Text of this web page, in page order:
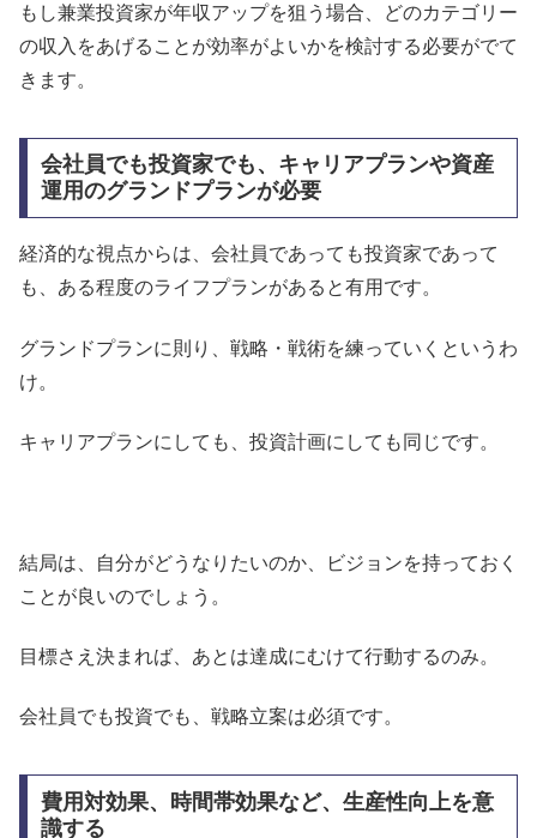
もし兼業投資家が年収アップを狙う場合、どのカテゴリー
の収入をあげることが効率がよいかを検討する必要がでて
きます。
会社員でも投資家でも、キャリアプランや資産
運用のグランドプランが必要
経済的な視点からは、会社員であっても投資家であって
も、ある程度のライフプランがあると有用です。
グランドプランに則り、戦略・戦術を練っていくというわ
け。
キャリアプランにしても、投資計画にしても同じです。
結局は、自分がどうなりたいのか、ビジョンを持っておく
ことが良いのでしょう。
目標さえ決まれば、あとは達成にむけて行動するのみ。
会社員でも投資でも、戦略立案は必須です。
費用対効果、時間帯効果など、生産性向上を意
識する